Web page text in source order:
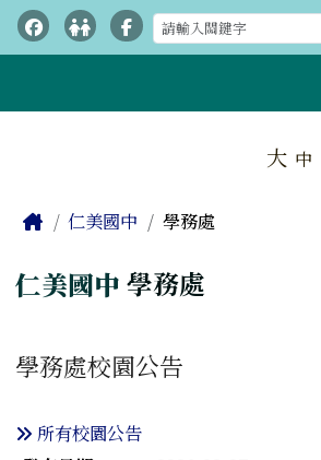
跳至主內容區
桃園市立仁美國中
大 中
主內容區域
Home仁美國中 學務處
仁美國中 學務處
學務處校園公告
所有校園公告
頁尾區域